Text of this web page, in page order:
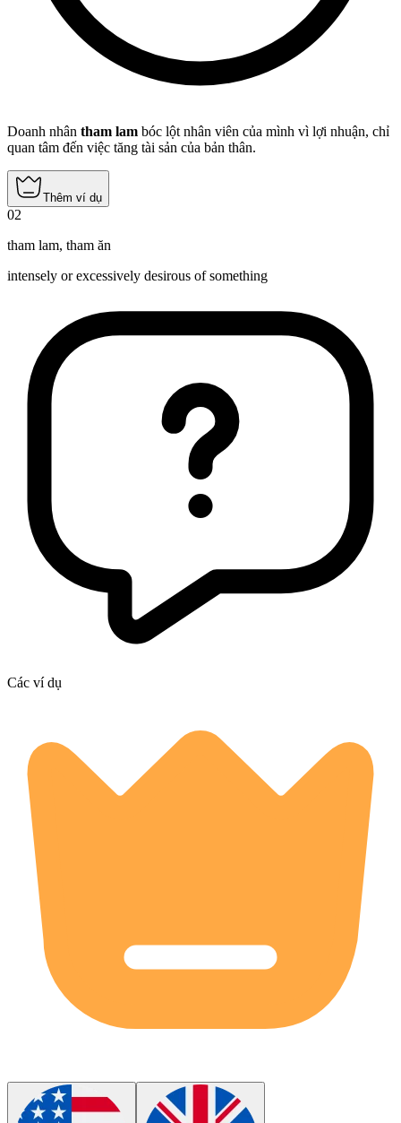
Doanh nhân tham lam bóc lột nhân viên của mình vì lợi nhuận, chỉ
quan tâm đến việc tăng tài sản của bản thân.
Thêm ví dụ
02
tham lam, tham ăn
intensely or excessively desirous of something
Các ví dụ